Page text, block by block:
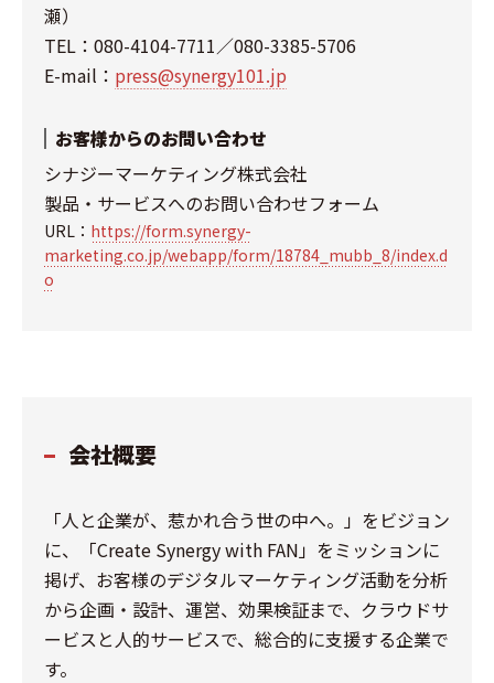
瀬）
TEL：080-4104-7711／080-3385-5706
E-mail： press@synergy101.jp
お客様からのお問い合わせ
シナジーマーケティング株式会社
製品・サービスへのお問い合わせフォーム
URL： https://form.synergy-
marketing.co.jp/webapp/form/18784_mubb_8/index.d
o
会社概要
「人と企業が、惹かれ合う世の中へ。」をビジョン
に、「Create Synergy with FAN」をミッションに
掲げ、お客様のデジタルマーケティング活動を分析
から企画・設計、運営、効果検証まで、クラウドサ
ービスと人的サービスで、総合的に支援する企業で
す。